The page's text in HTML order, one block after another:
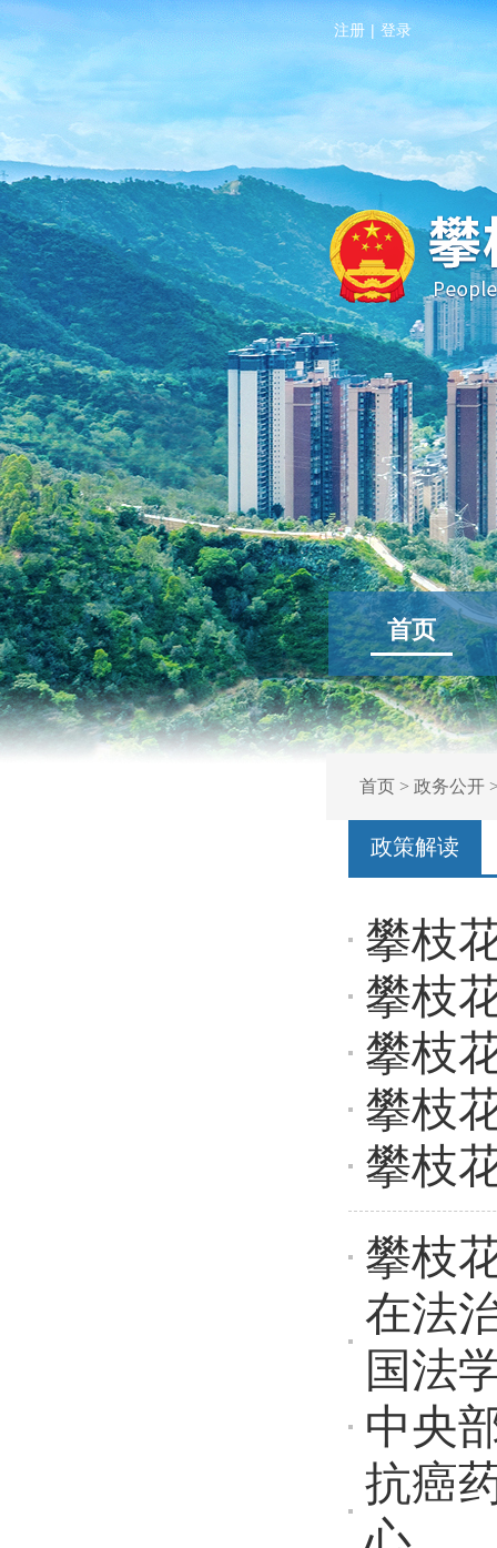
注册 | 登录
首页
首页> 政务公开
政策解读
攀枝
攀枝
攀枝
攀枝
攀枝
攀枝
在法
国法
中央
抗癌